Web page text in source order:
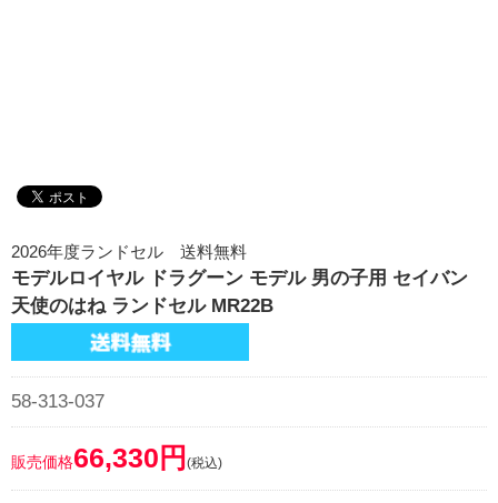
2026年度ランドセル 送料無料
モデルロイヤル ドラグーン モデル 男の子用 セイバン
天使のはね ランドセル MR22B
58-313-037
販売価格66,330円 (税込)